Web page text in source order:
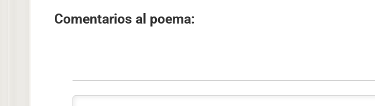
Comentarios al poema: